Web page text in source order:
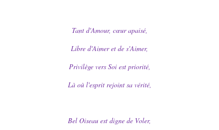
Tant d'Amour, cœur apaisé,
Libre d'Aimer et de s'Aimer,
Privilège vers Soi est priorité,
Là où l'esprit rejoint sa vérité,
Bel Oiseau est digne de Voler,